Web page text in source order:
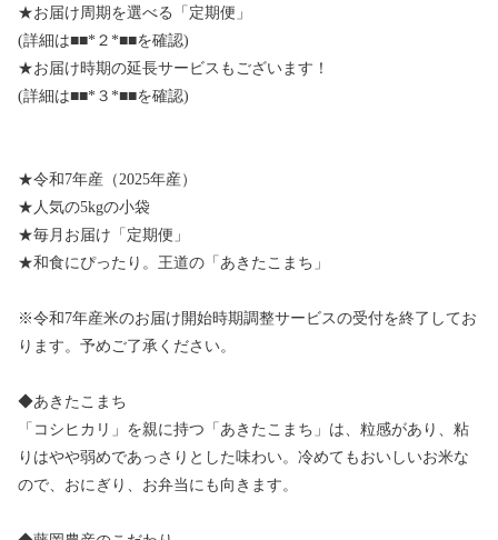
★お届け周期を選べる「定期便」
(詳細は■■*２*■■を確認)
★お届け時期の延長サービスもございます！
(詳細は■■*３*■■を確認)
★令和7年産（2025年産）
★人気の5kgの小袋
★毎月お届け「定期便」
★和食にぴったり。王道の「あきたこまち」
※令和7年産米のお届け開始時期調整サービスの受付を終了してお
ります。予めご了承ください。
◆あきたこまち
「コシヒカリ」を親に持つ「あきたこまち」は、粒感があり、粘
りはやや弱めであっさりとした味わい。冷めてもおいしいお米な
ので、おにぎり、お弁当にも向きます。